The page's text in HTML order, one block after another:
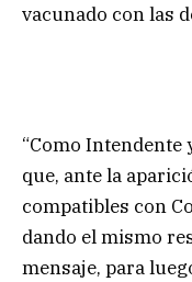
vacunado con las
“Como
que, ante la
compatibles con
dando el mismo
mensaje, para